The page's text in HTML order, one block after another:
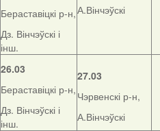
Бераставіцкі р-н,
Дз. Вінчэўскі і
інш.
А.Вінчэўскі
26.03
Бераставіцкі р-н,
Дз. Вінчэўскі і
інш.
27.03
Чэрвенскі р-н,
А.Вінчэўскі